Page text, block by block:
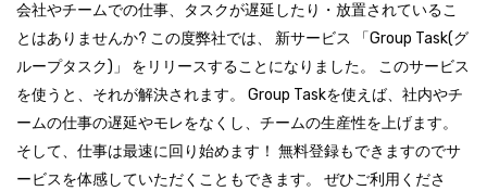
会社やチームでの仕事、タスクが遅延したり・放置されているこ
とはありませんか? この度弊社では、 新サービス 「Group Task(グ
ループタスク)」 をリリースすることになりました。 このサービス
を使うと、それが解決されます。 Group Taskを使えば、社内やチ
ームの仕事の遅延やモレをなくし、チームの生産性を上げます。
そして、仕事は最速に回り始めます！ 無料登録もできますのでサ
ービスを体感していただくこともできます。 ぜひご利用くださ